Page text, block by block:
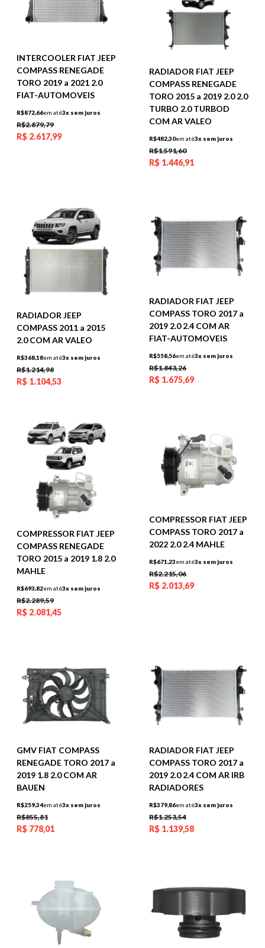
INTERCOOLER FIAT JEEP
COMPASS RENEGADE
TORO 2019 a 2021 2.0
FIAT-AUTOMOVEIS
R$872,66em até3x sem juros
R$2.879,79
R$ 2.617,99
RADIADOR FIAT JEEP
COMPASS RENEGADE
TORO 2015 a 2019 2.0 2.0
TURBO 2.0 TURBOD
COM AR VALEO
R$482,30em até3x sem juros
R$1.591,60
R$ 1.446,91
RADIADOR JEEP
COMPASS 2011 a 2015
2.0 COM AR VALEO
R$368,18em até3x sem juros
R$1.214,98
R$ 1.104,53
RADIADOR FIAT JEEP
COMPASS TORO 2017 a
2019 2.0 2.4 COM AR
FIAT-AUTOMOVEIS
R$558,56em até3x sem juros
R$1.843,26
R$ 1.675,69
COMPRESSOR FIAT JEEP
COMPASS RENEGADE
TORO 2015 a 2019 1.8 2.0
MAHLE
R$693,82em até3x sem juros
R$2.289,59
R$ 2.081,45
COMPRESSOR FIAT JEEP
COMPASS TORO 2017 a
2022 2.0 2.4 MAHLE
R$671,23em até3x sem juros
R$2.215,06
R$ 2.013,69
GMV FIAT COMPASS
RENEGADE TORO 2017 a
2019 1.8 2.0 COM AR
BAUEN
R$259,34em até3x sem juros
R$855,81
R$ 778,01
RADIADOR FIAT JEEP
COMPASS TORO 2017 a
2019 2.0 2.4 COM AR IRB
RADIADORES
R$379,86em até3x sem juros
R$1.253,54
R$ 1.139,58